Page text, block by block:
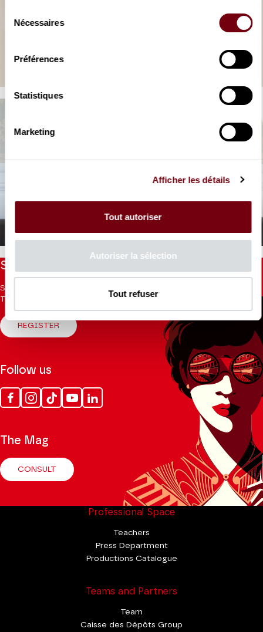
Nécessaires
Préférences
Statistiques
Marketing
Afficher les détails
Tout autoriser
Autoriser la sélection
Tout refuser
Lully, Atys
Stay informed
Sign up for the newsletter to receive updates from the
Theatre.
REGISTER
Follow us
FacebookInstagram
Tik
Tok
YoutubeLinkedin
The Mag
CONSULT
Professional Space
Teachers
Press Department
Productions Catalogue
Teams and Partners
Team
Caisse des Dépôts Group